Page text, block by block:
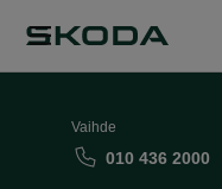
Vaihde
010 436 2000